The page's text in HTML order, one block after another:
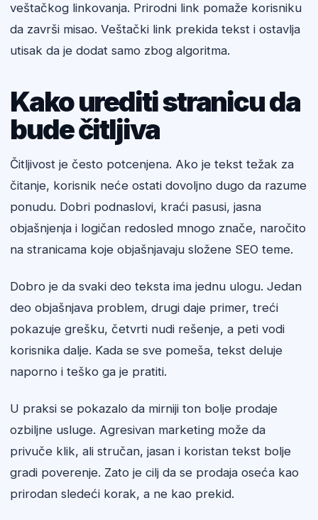
veštačkog linkovanja. Prirodni link pomaže korisniku
da završi misao. Veštački link prekida tekst i ostavlja
utisak da je dodat samo zbog algoritma.
Kako urediti stranicu da
bude čitljiva
Čitljivost je često potcenjena. Ako je tekst težak za
čitanje, korisnik neće ostati dovoljno dugo da razume
ponudu. Dobri podnaslovi, kraći pasusi, jasna
objašnjenja i logičan redosled mnogo znače, naročito
na stranicama koje objašnjavaju složene SEO teme.
Dobro je da svaki deo teksta ima jednu ulogu. Jedan
deo objašnjava problem, drugi daje primer, treći
pokazuje grešku, četvrti nudi rešenje, a peti vodi
korisnika dalje. Kada se sve pomeša, tekst deluje
naporno i teško ga je pratiti.
U praksi se pokazalo da mirniji ton bolje prodaje
ozbiljne usluge. Agresivan marketing može da
privuče klik, ali stručan, jasan i koristan tekst bolje
gradi poverenje. Zato je cilj da se prodaja oseća kao
prirodan sledeći korak, a ne kao prekid.